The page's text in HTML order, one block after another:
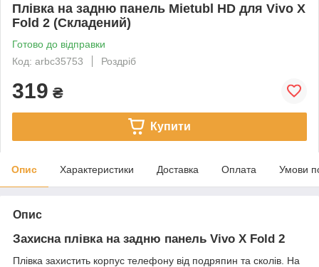
Плівка на задню панель Mietubl HD для Vivo X
Fold 2 (Складений)
Готово до відправки
Код: arbc35753
Роздріб
319 ₴
Купити
Опис Характеристики Доставка Оплата Умови
Опис
Захисна плівка на задню панель Vivo X Fold 2
Плівка захистить корпус телефону від подряпин та сколів. На